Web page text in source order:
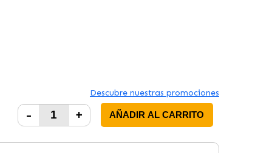
Descubre nuestras promociones
- + AÑADIR AL CARRITO